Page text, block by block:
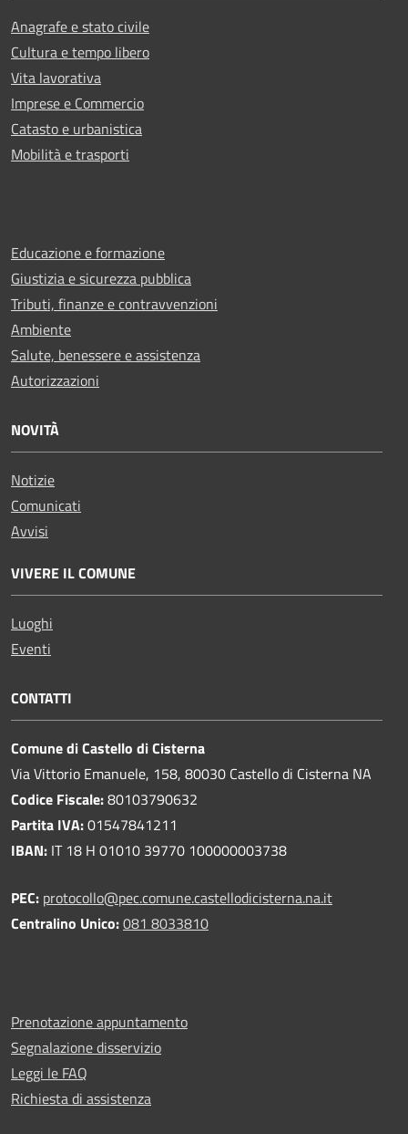
Anagrafe e stato civile
Cultura e tempo libero
Vita lavorativa
Imprese e Commercio
Catasto e urbanistica
Mobilità e trasporti
Educazione e formazione
Giustizia e sicurezza pubblica
Tributi, finanze e contravvenzioni
Ambiente
Salute, benessere e assistenza
Autorizzazioni
NOVITÀ
Notizie
Comunicati
Avvisi
VIVERE IL COMUNE
Luoghi
Eventi
CONTATTI
Comune di Castello di Cisterna
Via Vittorio Emanuele, 158, 80030 Castello di Cisterna NA
Codice Fiscale:80103790632
Partita IVA:01547841211
IBAN: IT 18 H 01010 39770 100000003738
PEC: protocollo@pec.comune.castellodicisterna.na.it
Centralino Unico:081 8033810
Prenotazione appuntamento
Segnalazione disservizio
Leggi le FAQ
Richiesta di assistenza